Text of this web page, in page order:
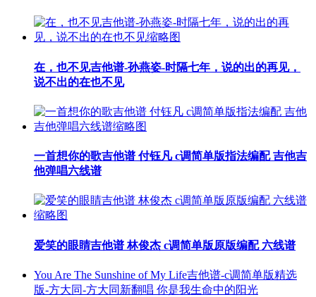
在，也不见吉他谱-孙燕姿-时隔七年，说的出的再见，
说不出的在也不见
一首想你的歌吉他谱 付钰凡 c调简单版指法编配 吉他吉
他弹唱六线谱
爱笑的眼睛吉他谱 林俊杰 c调简单版原版编配 六线谱
You Are The Sunshine of My Life吉他谱-c调简单版精选
版-方大同-方大同新翻唱 你是我生命中的阳光